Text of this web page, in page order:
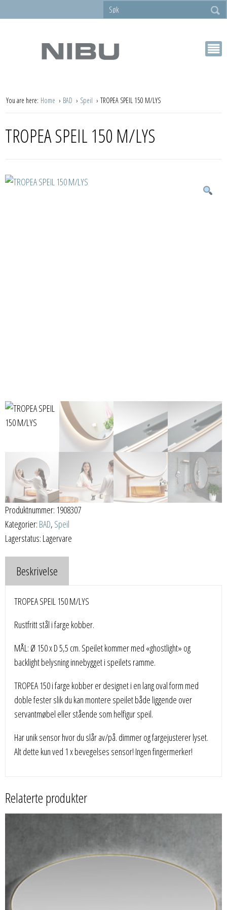
You are here: Home BAD Speil TROPEA SPEIL 150 M/LYS
TROPEA SPEIL 150 M/LYS
Produktnummer: 1908307
Kategorier: BAD, Speil
Lagerstatus: Lagervare
Beskrivelse
TROPEA SPEIL 150 M/LYS
Rustfritt stål i farge kobber.
MÅL: Ø 150 x D 5,5 cm. Speilet kommer med «ghostlight» og
backlight belysning innebygget i speilets ramme.
TROPEA 150 i farge kobber er designet i en lang oval form med
doble fester slik du kan montere speilet både liggende over
servantmøbel eller stående som helfigur speil.
Har unik sensor hvor du slår av/på. dimmer og fargejusterer lyset.
Alt dette kun ved 1 x bevegelses sensor! Ingen fingermerker!
Relaterte produkter